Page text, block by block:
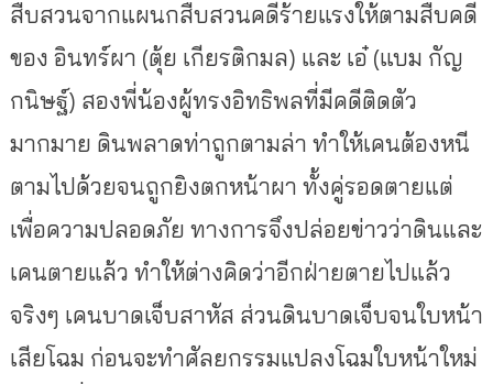
สืบสวนจากแผนกสืบสวนคดีร้ายแรงให้ตามสืบคดี
ของ อินทร์ผา (ตุ้ย เกียรติกมล) และ เอ๋ (แบม กัญ
กนิษฐ์) สองพี่น้องผู้ทรงอิทธิพลที่มีคดีติดตัว
มากมาย ดินพลาดท่าถูกตามล่า ทำให้เคนต้องหนี
ตามไปด้วยจนถูกยิงตกหน้าผา ทั้งคู่รอดตายแต่
เพื่อความปลอดภัย ทางการจึงปล่อยข่าวว่าดินและ
เคนตายแล้ว ทำให้ต่างคิดว่าอีกฝ่ายตายไปแล้ว
จริงๆ เคนบาดเจ็บสาหัส ส่วนดินบาดเจ็บจนใบหน้า
เสียโฉม ก่อนจะทำศัลยกรรมแปลงโฉมใบหน้าใหม่